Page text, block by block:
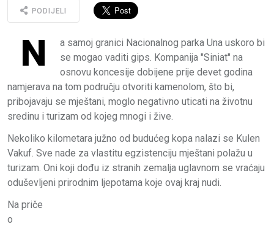
PODIJELI
N
a samoj granici Nacionalnog parka Una uskoro bi
se mogao vaditi gips. Kompanija "Siniat" na
osnovu koncesije dobijene prije devet godina
namjerava na tom području otvoriti kamenolom, što bi,
pribojavaju se mještani, moglo negativno uticati na životnu
sredinu i turizam od kojeg mnogi i žive.
Nekoliko kilometara južno od budućeg kopa nalazi se Kulen
Vakuf. Sve nade za vlastitu egzistenciju mještani polažu u
turizam. Oni koji dođu iz stranih zemalja uglavnom se vraćaju
oduševljeni prirodnim ljepotama koje ovaj kraj nudi.
Na priče
o